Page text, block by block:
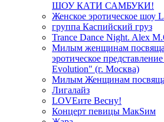
ШОУ КАТИ САМБУКИ!
Женское эротическое шоу
группа Каспийский груз
Trance Dance Night. Alex
Милым женщинам
эротическое
Evolution" (г. Москва)
Милым Женщинам
Лигалайз
LOVEите Весну!
Концерт певицы МакSим